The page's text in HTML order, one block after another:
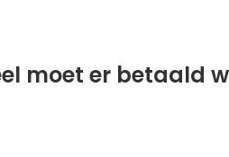
moet er betaald